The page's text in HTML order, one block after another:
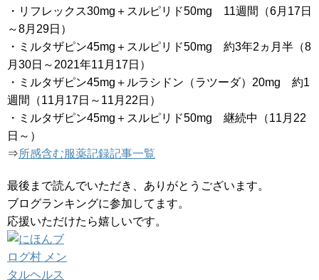
・リフレックス30mg＋スルピリド50mg 11週間（6月17日
～8月29日）
・ミルタザピン45mg＋スルピリド50mg 約3年2ヵ月半（8
月30日～2021年11月17日）
・ミルタザピン45mg＋ルラシドン（ラツーダ）20mg 約1
週間（11月17日～11月22日）
・ミルタザピン45mg＋スルピリド50mg 継続中（11月22
日～）
⇒所感含む服薬記録記事一覧
最後まで読んでいただき、ありがとうございます。
ブログランキングに参加してます。
応援いただけたら嬉しいです。